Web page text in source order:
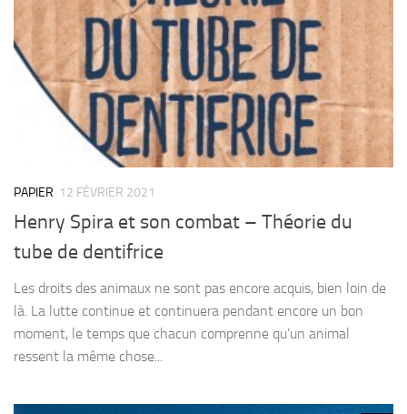
PAPIER 12 FÉVRIER 2021
Henry Spira et son combat – Théorie du
tube de dentifrice
Les droits des animaux ne sont pas encore acquis, bien loin de
là. La lutte continue et continuera pendant encore un bon
moment, le temps que chacun comprenne qu’un animal
ressent la même chose...